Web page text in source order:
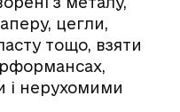
цегли,
тощо, взяти
і нерухомими